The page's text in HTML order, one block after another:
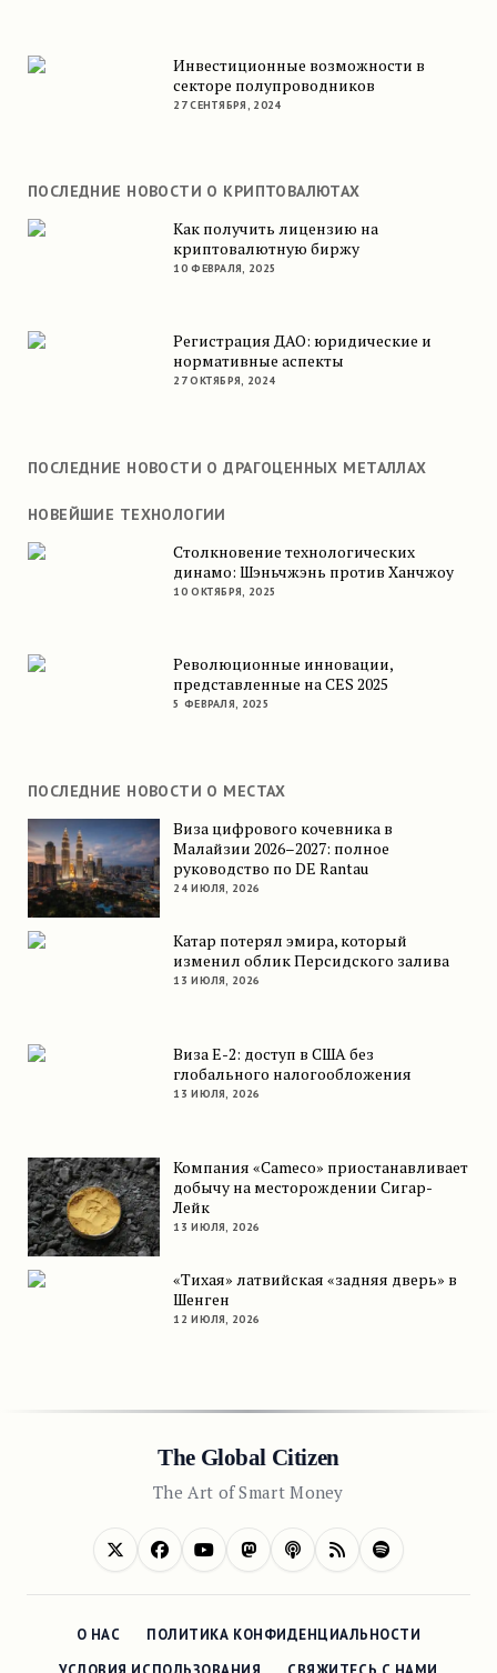
Инвестиционные возможности в
секторе полупроводников
27 СЕНТЯБРЯ, 2024
ПОСЛЕДНИЕ НОВОСТИ О КРИПТОВАЛЮТАХ
Как получить лицензию на
криптовалютную биржу
10 ФЕВРАЛЯ, 2025
Регистрация ДАО: юридические и
нормативные аспекты
27 ОКТЯБРЯ, 2024
ПОСЛЕДНИЕ НОВОСТИ О ДРАГОЦЕННЫХ МЕТАЛЛАХ
НОВЕЙШИЕ ТЕХНОЛОГИИ
Столкновение технологических
динамо: Шэньчжэнь против Ханчжоу
10 ОКТЯБРЯ, 2025
Революционные инновации,
представленные на CES 2025
5 ФЕВРАЛЯ, 2025
ПОСЛЕДНИЕ НОВОСТИ О МЕСТАХ
Виза цифрового кочевника в
Малайзии 2026–2027: полное
руководство по DE Rantau
24 ИЮЛЯ, 2026
Катар потерял эмира, который
изменил облик Персидского залива
13 ИЮЛЯ, 2026
Виза E-2: доступ в США без
глобального налогообложения
13 ИЮЛЯ, 2026
Компания «Cameco» приостанавливает
добычу на месторождении Сигар-
Лейк
13 ИЮЛЯ, 2026
«Тихая» латвийская «задняя дверь» в
Шенген
12 ИЮЛЯ, 2026
The Global Citizen
The Art of Smart Money
О НАС
ПОЛИТИКА КОНФИДЕНЦИАЛЬНОСТИ